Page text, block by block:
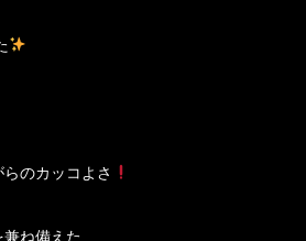
のカッコよさ
ね備えた